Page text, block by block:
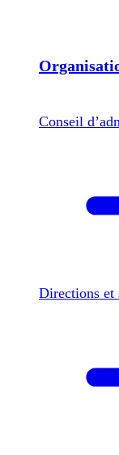
Conseil
Directions et